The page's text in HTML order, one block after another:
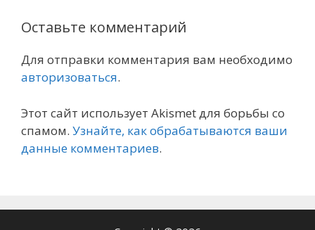
Оставьте комментарий
Для отправки комментария вам необходимо
авторизоваться.
Этот сайт использует Akismet для борьбы со
спамом. Узнайте, как обрабатываются ваши
данные комментариев.